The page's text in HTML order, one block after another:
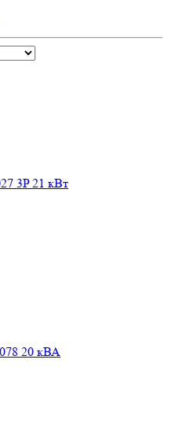
3P 21 кВт
20 кВА